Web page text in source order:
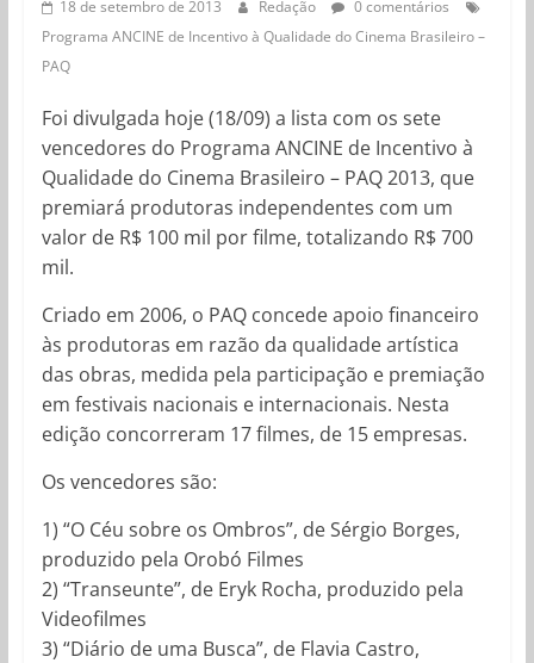
18 de setembro de 2013 Redação
0 comentários
Programa ANCINE de Incentivo à Qualidade do Cinema Brasileiro –
PAQ
Foi divulgada hoje (18/09) a lista com os sete
vencedores do Programa ANCINE de Incentivo à
Qualidade do Cinema Brasileiro – PAQ 2013, que
premiará produtoras independentes com um
valor de R$ 100 mil por filme, totalizando R$ 700
mil.
Criado em 2006, o PAQ concede apoio financeiro
às produtoras em razão da qualidade artística
das obras, medida pela participação e premiação
em festivais nacionais e internacionais. Nesta
edição concorreram 17 filmes, de 15 empresas.
Os vencedores são:
1) “O Céu sobre os Ombros”, de Sérgio Borges,
produzido pela Orobó Filmes
2) “Transeunte”, de Eryk Rocha, produzido pela
Videofilmes
3) “Diário de uma Busca”, de Flavia Castro,